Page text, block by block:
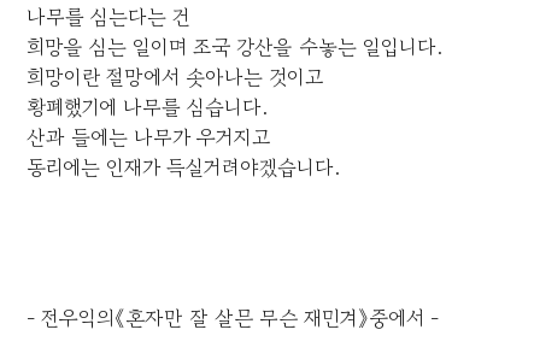
나무를 심는다는 건
희망을 심는 일이며 조국 강산을 수놓는 일입니다.
희망이란 절망에서 솟아나는 것이고
황폐했기에 나무를 심습니다.
산과 들에는 나무가 우거지고
동리에는 인재가 득실거려야겠습니다.
- 전우익의《혼자만 잘 살믄 무슨 재민겨》중에서 -